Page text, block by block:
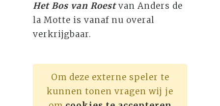
Het Bos van Roestvan Anders de
la Motte is vanaf nu overal
verkrijgbaar.
Om deze externe speler te
kunnen tonen vragen wij je